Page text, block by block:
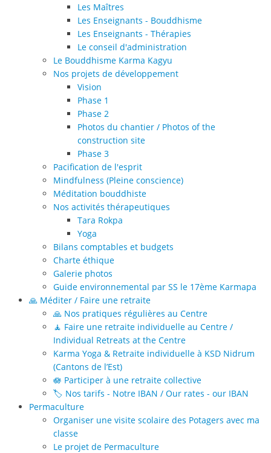
Les Maîtres
Les Enseignants - Bouddhisme
Les Enseignants - Thérapies
Le conseil d'administration
Le Bouddhisme Karma Kagyu
Nos projets de développement
Vision
Phase 1
Phase 2
Photos du chantier / Photos of the
construction site
Phase 3
Pacification de l'esprit
Mindfulness (Pleine conscience)
Méditation bouddhiste
Nos activités thérapeutiques
Tara Rokpa
Yoga
Bilans comptables et budgets
Charte éthique
Galerie photos
Guide environnemental par SS le 17ème Karmapa
🙏 Méditer / Faire une retraite
🙏 Nos pratiques régulières au Centre
🧘 Faire une retraite individuelle au Centre /
Individual Retreats at the Centre
Karma Yoga & Retraite individuelle à KSD Nidrum
(Cantons de l’Est)
🪷 Participer à une retraite collective
🏷️ Nos tarifs - Notre IBAN / Our rates - our IBAN
Permaculture
Organiser une visite scolaire des Potagers avec ma
classe
Le projet de Permaculture